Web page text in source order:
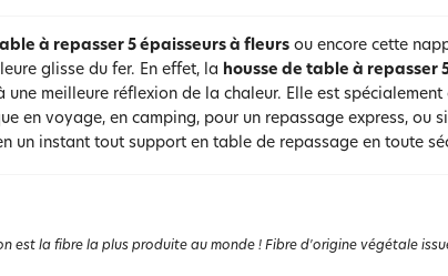
à repasser 5 épaisseurs à fleurs ou encore cette
glisse du fer. En effet, la housse de table à repasser
meilleure réflexion de la chaleur. Elle est
en voyage, en camping, pour un repassage express, ou
un instant tout support en table de repassage en toute
est la fibre la plus produite au monde ! Fibre d'origine végétale